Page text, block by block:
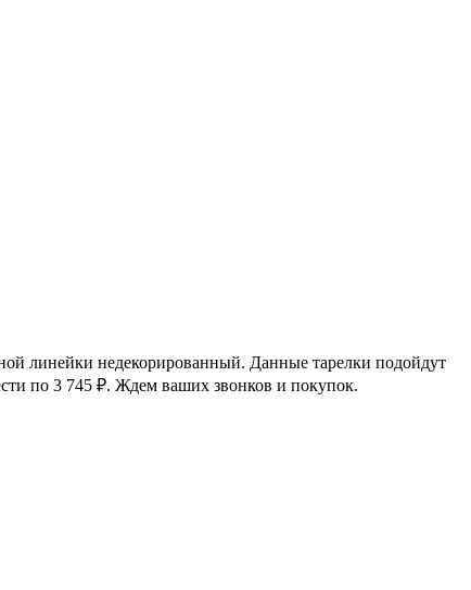
линейки недекорированный. Данные тарелки подойдут
по 3 745 ₽. Ждем ваших звонков и покупок.